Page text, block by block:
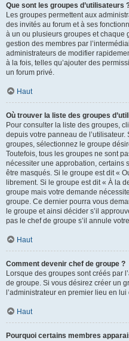
Que sont les groupes d’utilisateurs
Les groupes permettent aux
des invités au forum et à ses
à un ou plusieurs groupes et chaque
gestion des membres par
administrateurs de modifier
à la fois, telles qu’ajouter des
un forum privé.
Haut
Où trouver la liste des groupes
Pour consulter la liste des groupes,
depuis votre panneau de
groupes, sélectionnez le groupe
Toutefois, tous les groupes ne sont
nécessiter une approbation, certains
être masqués. Si le groupe est dit «
librement. Si le groupe est dit « À la
groupe mais votre demande
groupe. Ce dernier pourra vous
le groupe et ainsi décider s’il
pas le chef de groupe s’il annule
Haut
Comment devenir chef de groupe ?
Lorsque des groupes sont créés par
de groupe. Si vous désirez créer un
l’administrateur en premier lieu en
Haut
Pourquoi certains membres